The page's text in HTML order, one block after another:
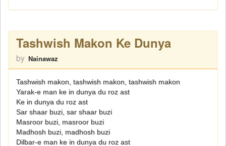
Tashwish Makon Ke Dunya
by Nainawaz
Tashwish makon, tashwish makon, tashwish makon
Yarak-e man ke in dunya du roz ast
Ke in dunya du roz ast
Sar shaar buzi, sar shaar buzi
Masroor buzi, masroor buzi
Madhosh buzi, madhosh buzi
Dilbar-e man ke in dunya du roz ast